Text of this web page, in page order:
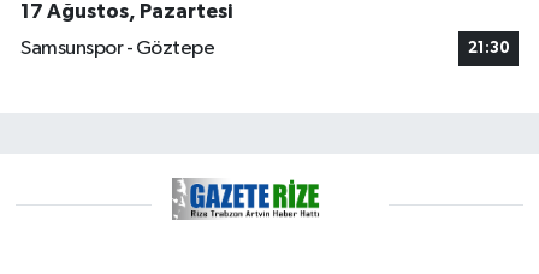
17 Ağustos, Pazartesi
Samsunspor - Göztepe
21:30